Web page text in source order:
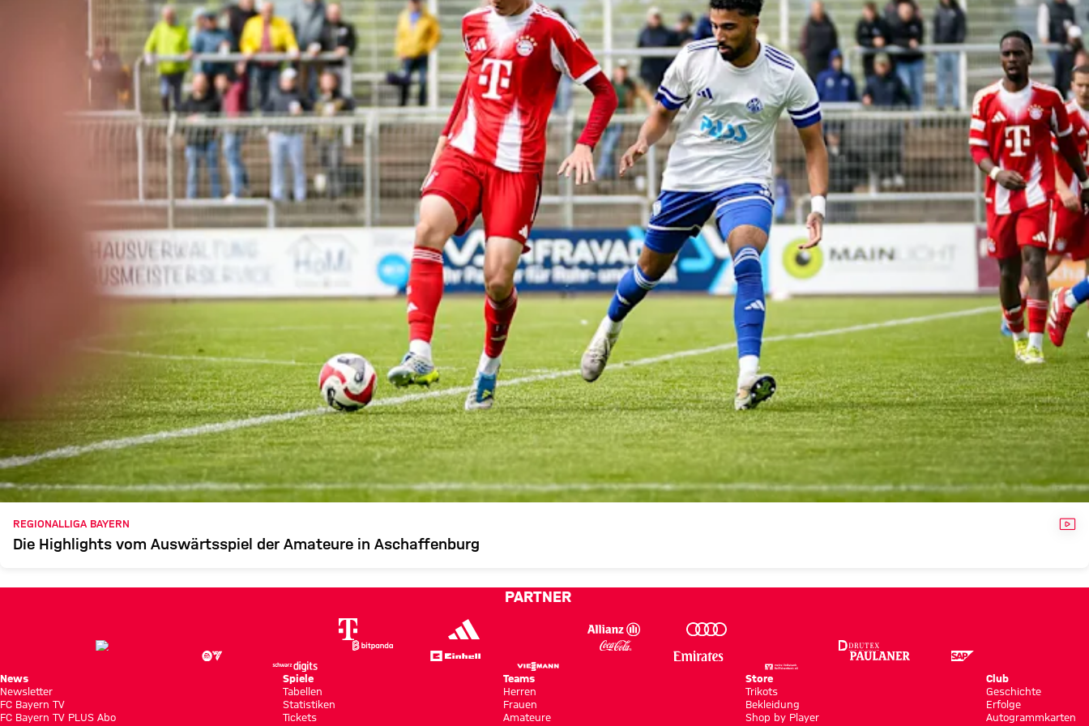
REGIONALLIGA BAYERN
Die Highlights vom Auswärtsspiel der Amateure in Aschaffenburg
PARTNER
News
Newsletter
FC Bayern TV
FC Bayern TV PLUS Abo
Spiele
Tabellen
Statistiken
Tickets
Teams
Herren
Frauen
Amateure
Store
Trikots
Bekleidung
Shop by Player
Club
Geschichte
Erfolge
Autogrammkarten